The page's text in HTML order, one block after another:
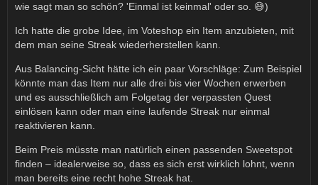
wie sagt man so schön? 'Einmal ist keinmal' oder so. 😅)
Ich hatte die grobe Idee, im Voteshop ein Item anzubieten, mit
dem man seine Streak wiederherstellen kann.
Aus Balancing-Sicht hätte ich ein paar Vorschläge: Zum Beispiel
könnte man das Item nur alle drei bis vier Wochen erwerben
und es ausschließlich am Folgetag der verpassten Quest
einlösen kann oder man eine laufende Streak nur einmal
reaktivieren kann.
Beim Preis müsste man natürlich einen passenden Sweetspot
finden – idealerweise so, dass es sich erst wirklich lohnt, wenn
man bereits eine recht hohe Streak hat.